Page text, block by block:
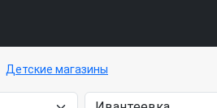
Детские магазины